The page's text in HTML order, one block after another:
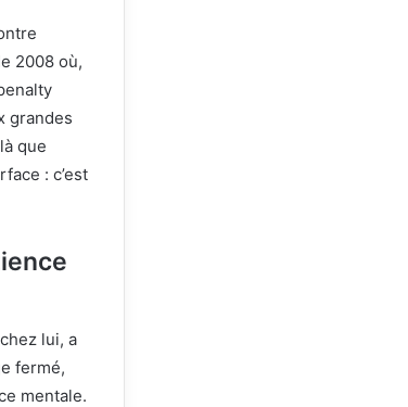
2008 où,
grandes
que
: c’est
lui, a
fermé,
mentale.